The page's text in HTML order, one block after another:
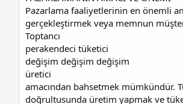
Pazarlama faaliyetlerinin en önemli
gerçekleştirmek veya memnun
Toptancı
perakendeci tüketici
değişim değişim değişim
üretici
amacından bahsetmek mümkündür.
doğrultusunda üretim yapmak ve